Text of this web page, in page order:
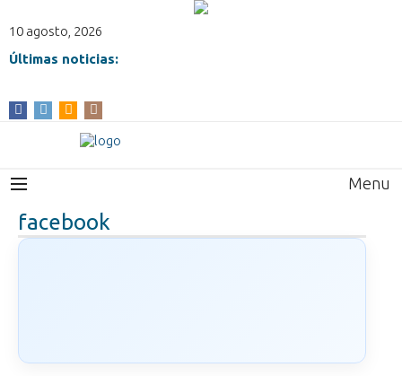
10 agosto, 2026
Últimas noticias:
Menu
facebook